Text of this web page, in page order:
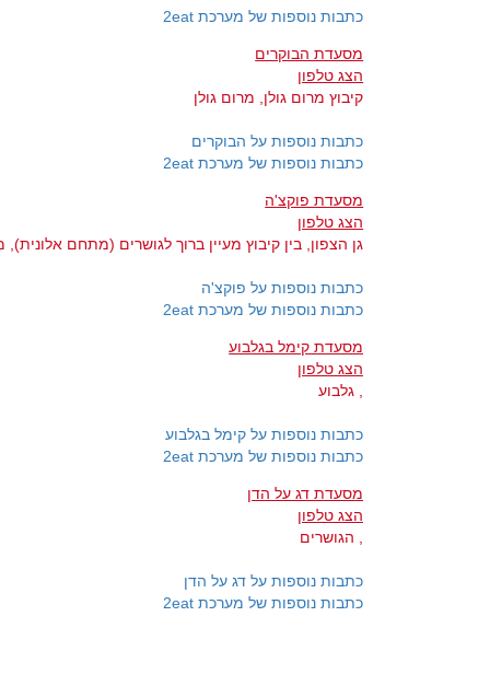
כתבות נוספות של מערכת 2eat
מסעדת הבוקרים
הצג טלפון
קיבוץ מרום גולן, מרום גולן
כתבות נוספות על הבוקרים
כתבות נוספות של מערכת 2eat
מסעדת פוקצ'ה
הצג טלפון
גן הצפון, בין קיבוץ מעיין ברוך לגושרים (מתחם אלונית),
כתבות נוספות על פוקצ'ה
כתבות נוספות של מערכת 2eat
מסעדת קימל בגלבוע
הצג טלפון
, גלבוע
כתבות נוספות על קימל בגלבוע
כתבות נוספות של מערכת 2eat
מסעדת דג על הדן
הצג טלפון
, הגושרים
כתבות נוספות על דג על הדן
כתבות נוספות של מערכת 2eat